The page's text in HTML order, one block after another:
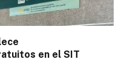
en el SIT